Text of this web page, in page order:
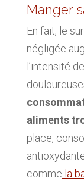
Manger
En fait, le
négligée
l’intensité
aliments
place,
comme la